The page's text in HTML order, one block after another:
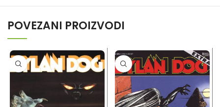
POVEZANI PROIZVODI